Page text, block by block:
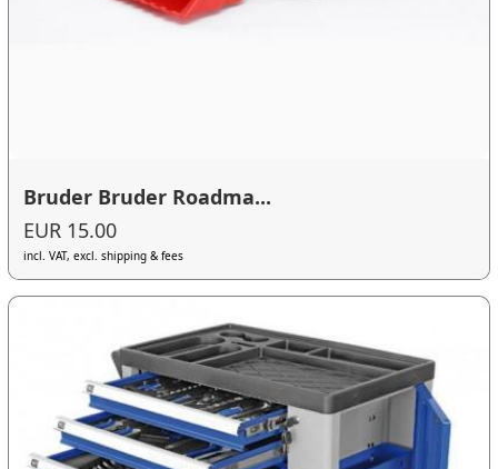
Bruder Bruder Roadma...
EUR 15.00
incl. VAT, excl. shipping & fees